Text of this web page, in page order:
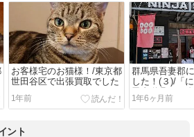
お客様宅のお猫様！/東京都
世田谷区で出張買取でした
1年前
群馬県吾妻郡
した！(３)/「
忍者道具は圧
1年6ヶ月前
ント